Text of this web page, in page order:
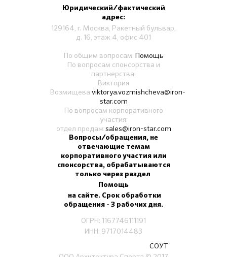
Юридический/фактический
адрес:
129164, г. Москва, Ракетный бульвар,
д. 16, этаж 4, офис 401
По общим вопросам: Помощь
По вопросам спонсорства и
партнерства:
Виктория
Возмищева viktorya.vozmishcheva@iron-
star.com
По вопросам корпоративного
участия:
отдел продаж sales@iron-star.com
Вопросы/обращения, не
отвечающие темам
корпоративного участия или
спонсорства, обрабатываются
только через раздел
Помощь
на сайте. Срок обработки
обращения - 3 рабочих дня.
ОГРН: 1167746111191
ИНН: 9717014483
СОУТ